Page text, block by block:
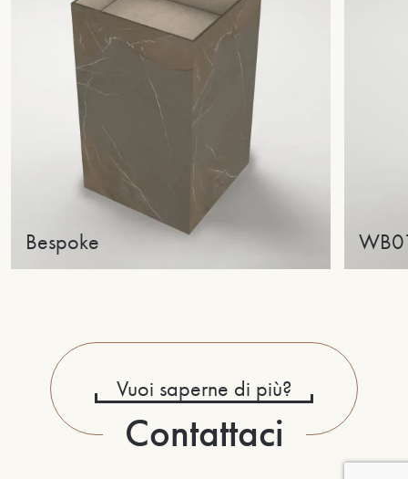
Bespoke
Vuoi saperne di più?
Contattaci